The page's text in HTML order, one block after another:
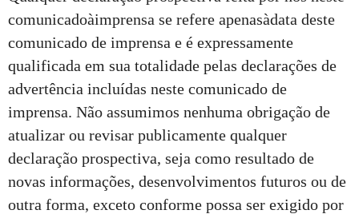
comunicadoàimprensa se refere apenasàdata deste
comunicado de imprensa e é expressamente
qualificada em sua totalidade pelas declarações de
advertência incluídas neste comunicado de
imprensa. Não assumimos nenhuma obrigação de
atualizar ou revisar publicamente qualquer
declaração prospectiva, seja como resultado de
novas informações, desenvolvimentos futuros ou de
outra forma, exceto conforme possa ser exigido por